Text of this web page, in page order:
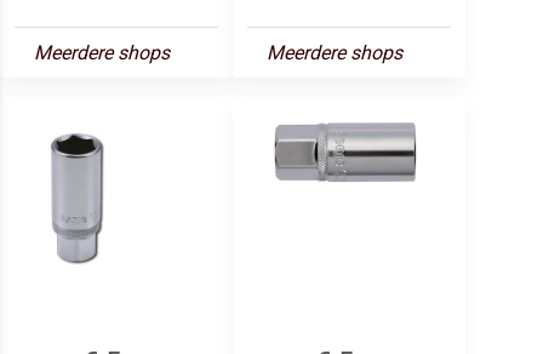
Meerdere shops Meerdere shops